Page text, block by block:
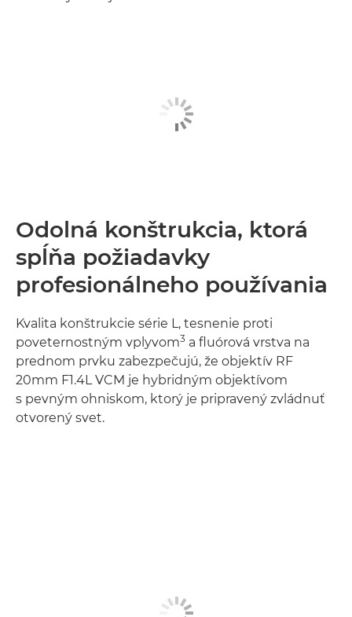
Odolná konštrukcia, ktorá
spĺňa požiadavky
profesionálneho používania
Kvalita konštrukcie série L, tesnenie proti
poveternostným vplyvom3 a fluórová vrstva na
prednom prvku zabezpečujú, že objektív RF
20mm F1.4L VCM je hybridným objektívom
s pevným ohniskom, ktorý je pripravený zvládnuť
otvorený svet.